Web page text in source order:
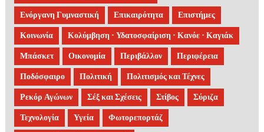
Ενόργανη Γυμναστική Επικαιρότητα Επιστήμες
Κοινωνία Κολύμβηση - Υδατοσφαίριση - Κανόε - Καγιάκ
Μπάσκετ Οικονομία Περιβάλλον Περιφέρεια
Ποδόσφαιρο Πολιτική Πολιτισμός και Τέχνες
Ρεκόρ Αγώνων Σέξ και Σχέσεις Στίβος Σύριζα
Τεχνολογία Υγεία Φωτορεπορτάζ